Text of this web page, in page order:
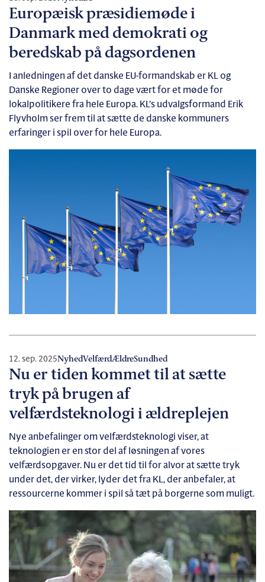
Europæisk præsidiemøde i
Danmark med demokrati og
beredskab på dagsordenen
I anledningen af det danske EU-formandskab er KL og
Danske Regioner over to dage vært for et møde for
lokalpolitikere fra hele Europa. KL’s udvalgsformand Erik
Flyvholm ser frem til at sætte de danske kommuners
erfaringer i spil over for hele Europa.
12. sep. 2025NyhedVelfærdÆldreSundhed
Nu er tiden kommet til at sætte
tryk på brugen af
velfærdsteknologi i ældreplejen
Nye anbefalinger om velfærdsteknologi viser, at
teknologien er en stor del af løsningen af vores
velfærdsopgaver. Nu er det tid til for alvor at sætte tryk
under det, der virker, lyder det fra KL, der anbefaler, at
ressourcerne kommer i spil så tæt på borgerne som muligt.